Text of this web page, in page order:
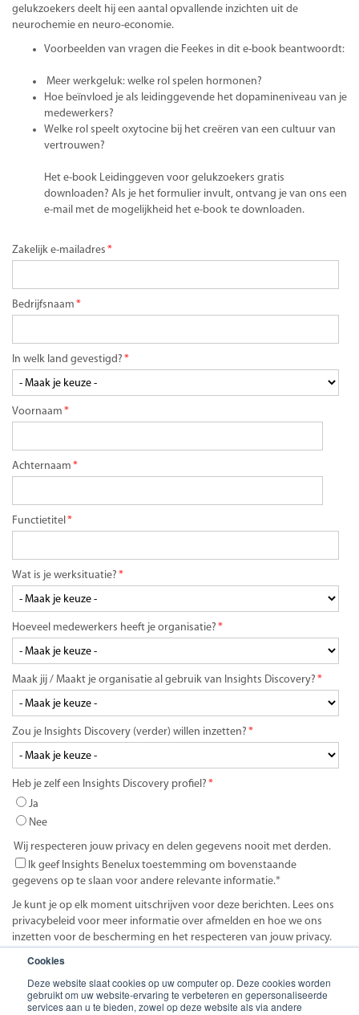
Cookies
Deze website slaat cookies op uw computer op. Deze cookies worden
gebruikt om uw website-ervaring te verbeteren en gepersonaliseerde
services aan u te bieden, zowel op deze website als via andere
gelukzoekers deelt hij een aantal opvallende inzichten uit de
neurochemie en neuro-economie.
Voorbeelden van vragen die Feekes in dit e-book beantwoordt:
Meer werkgeluk: welke rol spelen hormonen?
Hoe beïnvloed je als leidinggevende het dopamineniveau van je
medewerkers?
Welke rol speelt oxytocine bij het creëren van een cultuur van
vertrouwen?
Het e-book Leidinggeven voor gelukzoekers gratis
downloaden? Als je het formulier invult, ontvang je van ons een
e-mail met de mogelijkheid het e-book te downloaden.
Zakelijk e-mailadres *
Bedrijfsnaam *
In welk land gevestigd? *
Voornaam *
Achternaam *
Functietitel *
Wat is je werksituatie? *
Hoeveel medewerkers heeft je organisatie? *
Maak jij / Maakt je organisatie al gebruik van Insights Discovery? *
Zou je Insights Discovery (verder) willen inzetten? *
Heb je zelf een Insights Discovery profiel? *
Ja
Nee
Wij respecteren jouw privacy en delen gegevens nooit met derden.
Ik geef Insights Benelux toestemming om bovenstaande
gegevens op te slaan voor andere relevante informatie.*
Je kunt je op elk moment uitschrijven voor deze berichten. Lees ons
privacybeleid voor meer informatie over afmelden en hoe we ons
inzetten voor de bescherming en het respecteren van jouw privacy.